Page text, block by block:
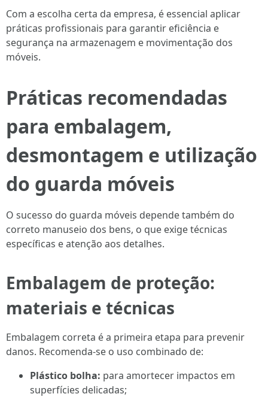
Com a escolha certa da empresa, é essencial aplicar
práticas profissionais para garantir eficiência e
segurança na armazenagem e movimentação dos
móveis.
Práticas recomendadas
para embalagem,
desmontagem e utilização
do guarda móveis
O sucesso do guarda móveis depende também do
correto manuseio dos bens, o que exige técnicas
específicas e atenção aos detalhes.
Embalagem de proteção:
materiais e técnicas
Embalagem correta é a primeira etapa para prevenir
danos. Recomenda-se o uso combinado de:
Plástico bolha: para amortecer impactos em
superfícies delicadas;